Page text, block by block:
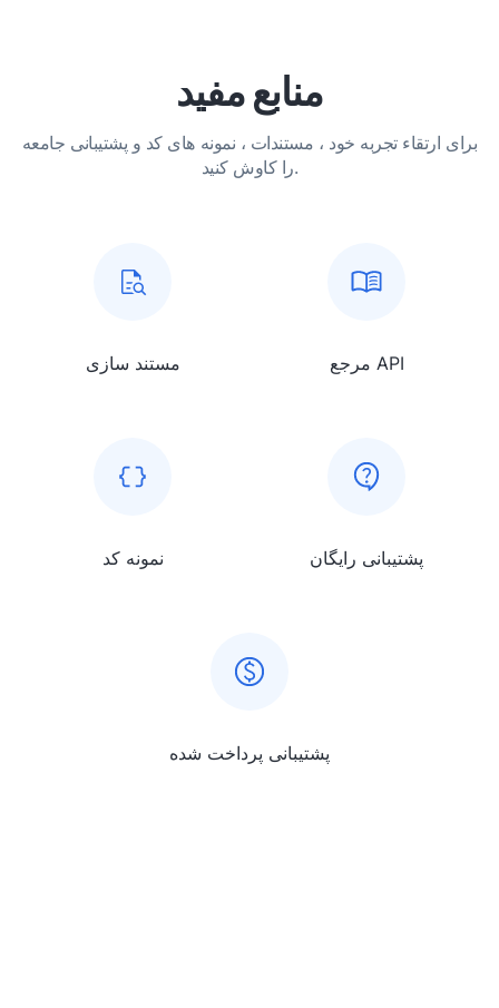
منابع مفید
برای ارتقاء تجربه خود ، مستندات ، نمونه های کد و پشتیبانی جامعه
را کاوش کنید.
مستند سازی مرجع API
نمونه کد پشتیبانی رایگان
پشتیبانی پرداخت شده